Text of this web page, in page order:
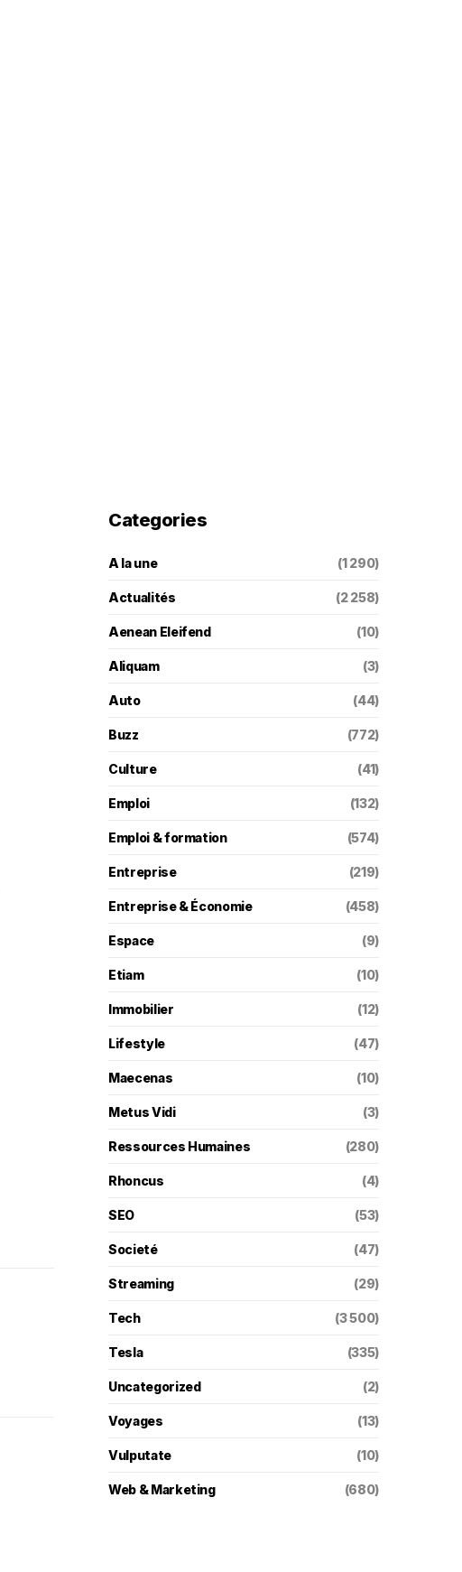
Categories
A la une (1 290)
Actualités (2 258)
Aenean Eleifend (10)
Aliquam (3)
Auto (44)
Buzz (772)
Culture (41)
Emploi (132)
Emploi & formation (574)
Entreprise (219)
Entreprise & Économie (458)
Espace (9)
Etiam (10)
Immobilier (12)
Lifestyle (47)
Maecenas (10)
Metus Vidi (3)
Ressources Humaines (280)
Rhoncus (4)
SEO (53)
Societé (47)
Streaming (29)
Tech (3 500)
Tesla (335)
Uncategorized (2)
Voyages (13)
Vulputate (10)
Web & Marketing (680)